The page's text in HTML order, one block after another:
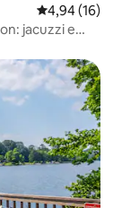
4,94 de uma
4,94 (16)
jacuzzi e